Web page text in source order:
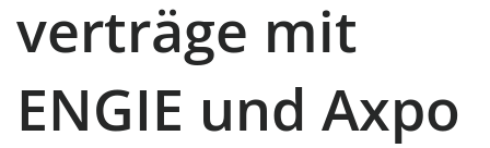
verträge mit
ENGIE und Axpo